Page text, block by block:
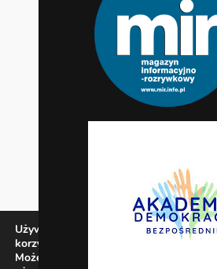
Używamy ciasteczek, aby zapewnić
korzystania z naszej witryny.
Możesz dowiedzieć się więcej o tym,